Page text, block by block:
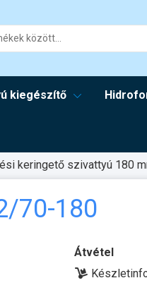
kiegészítő
keringető szivattyú 180
70-180
Átvétel